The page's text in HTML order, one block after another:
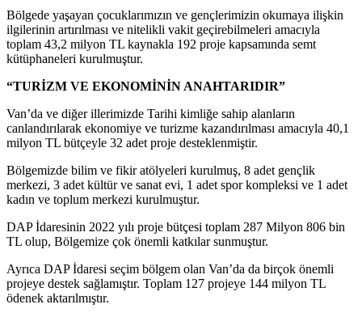
Bölgede yaşayan çocuklarımızın ve gençlerimizin okumaya ilişkin
ilgilerinin artırılması ve nitelikli vakit geçirebilmeleri amacıyla
toplam 43,2 milyon TL kaynakla 192 proje kapsamında semt
kütüphaneleri kurulmuştur.
“TURİZM VE EKONOMİNİN ANAHTARIDIR”
Van’da ve diğer illerimizde Tarihi kimliğe sahip alanların
canlandırılarak ekonomiye ve turizme kazandırılması amacıyla 40,1
milyon TL bütçeyle 32 adet proje desteklenmiştir.
Bölgemizde bilim ve fikir atölyeleri kurulmuş, 8 adet gençlik
merkezi, 3 adet kültür ve sanat evi, 1 adet spor kompleksi ve 1 adet
kadın ve toplum merkezi kurulmuştur.
DAP İdaresinin 2022 yılı proje bütçesi toplam 287 Milyon 806 bin
TL olup, Bölgemize çok önemli katkılar sunmuştur.
Ayrıca DAP İdaresi seçim bölgem olan Van’da da birçok önemli
projeye destek sağlamıştır. Toplam 127 projeye 144 milyon TL
ödenek aktarılmıştır.